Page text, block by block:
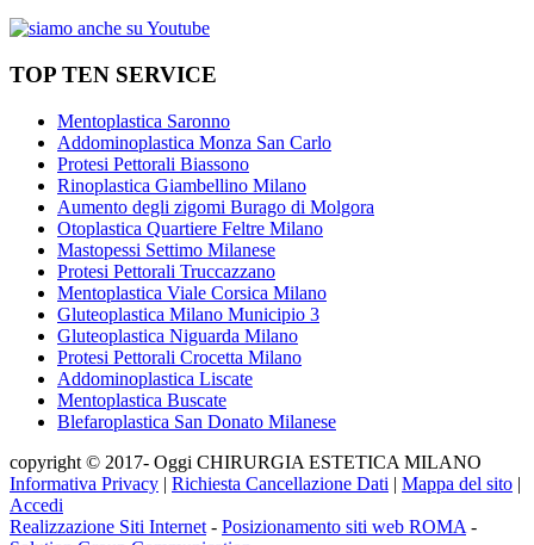
TOP TEN SERVICE
Mentoplastica Saronno
Addominoplastica Monza San Carlo
Protesi Pettorali Biassono
Rinoplastica Giambellino Milano
Aumento degli zigomi Burago di Molgora
Otoplastica Quartiere Feltre Milano
Mastopessi Settimo Milanese
Protesi Pettorali Truccazzano
Mentoplastica Viale Corsica Milano
Gluteoplastica Milano Municipio 3
Gluteoplastica Niguarda Milano
Protesi Pettorali Crocetta Milano
Addominoplastica Liscate
Mentoplastica Buscate
Blefaroplastica San Donato Milanese
copyright © 2017- Oggi CHIRURGIA ESTETICA MILANO
Informativa Privacy | Richiesta Cancellazione Dati | Mappa del sito |
Accedi
Realizzazione Siti Internet - Posizionamento siti web ROMA -